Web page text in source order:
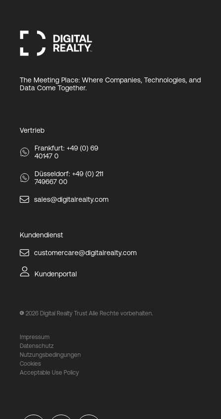
The Meeting Place: Where Companies, Technologies, and
Data Come Together.
Vertrieb
Frankfurt: +49 (0) 69
40147 0
Düsseldorf: +49 (0) 211
749667 00
sales@digitalrealty.com
Kundendienst
customercare@digitalrealty.com
Kundenportal
2026 Digital Realty Trust Alle Rechte vorbehalten.
Impressum
Datenschutz
Nutzungsbedingungen
Cookies
Acceptable Use Policy